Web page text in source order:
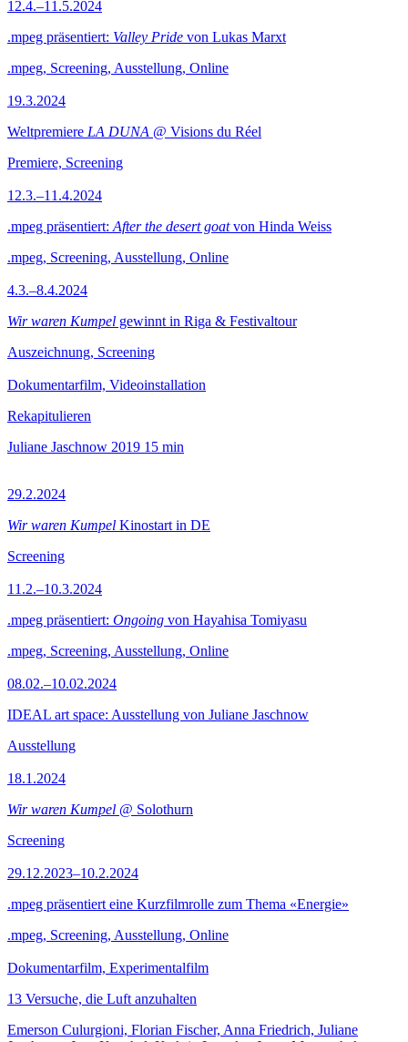
12.4.–11.5.2024
.mpeg präsentiert: Valley Pride von Lukas Marxt
.mpeg, Screening, Ausstellung, Online
19.3.2024
Weltpremiere LA DUNA @ Visions du Réel
Premiere, Screening
12.3.–11.4.2024
.mpeg präsentiert: After the desert goatvon Hinda Weiss
.mpeg, Screening, Ausstellung, Online
4.3.–8.4.2024
Wir waren Kumpel gewinnt in Riga & Festivaltour
Auszeichnung, Screening
Dokumentarfilm, Videoinstallation
Rekapitulieren
Juliane Jaschnow 2019 15 min
29.2.2024
Wir waren Kumpel Kinostart in DE
Screening
11.2.–10.3.2024
.mpeg präsentiert: Ongoing von Hayahisa Tomiyasu
.mpeg, Screening, Ausstellung, Online
08.02.–10.02.2024
IDEAL art space: Ausstellung von Juliane Jaschnow
Ausstellung
18.1.2024
Wir waren Kumpel @ Solothurn
Screening
29.12.2023–10.2.2024
.mpeg präsentiert eine Kurzfilmrolle zum Thema «Energie»
.mpeg, Screening, Ausstellung, Online
Dokumentarfilm, Experimentalfilm
13 Versuche, die Luft anzuhalten
Emerson Culurgioni, Florian Fischer, Anna Friedrich, Juliane